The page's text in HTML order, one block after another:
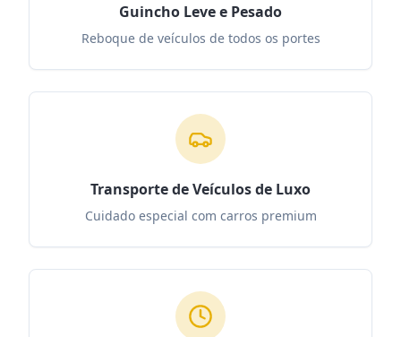
Guincho Leve e Pesado
Reboque de veículos de todos os portes
Transporte de Veículos de Luxo
Cuidado especial com carros premium